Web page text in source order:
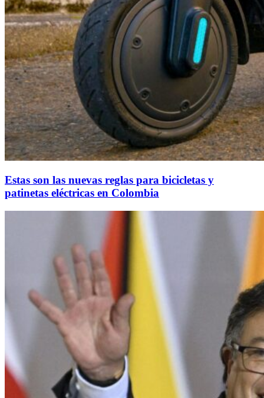
Estas son las nuevas reglas para bicicletas y
patinetas eléctricas en Colombia